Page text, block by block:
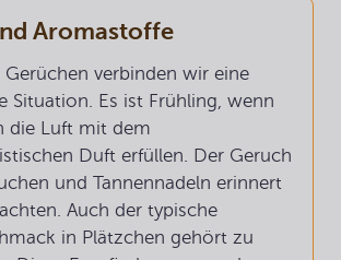
Aromastoffe
Gerüchen verbinden wir eine
Situation. Es ist Frühling, wenn
die Luft mit dem
Duft erfüllen. Der Geruch
und Tannennadeln erinnert
Auch der typische
in Plätzchen gehört zu